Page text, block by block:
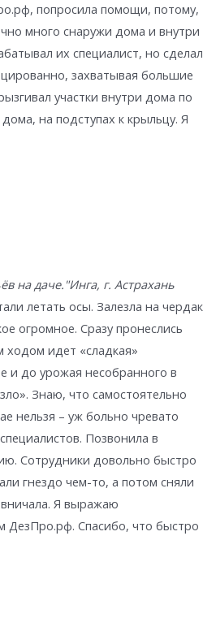
попросила помощи, потому,
много снаружи дома и внутри
их специалист, но сделал
захватывая большие
участки внутри дома по
на подступах к крыльцу. Я
на даче."Инга, г. Астрахань
летать осы. Залезла на чердак
огромное. Сразу пронеслись
идет «сладкая»
и до урожая несобранного в
Знаю, что самостоятельно
нельзя – уж больно чревато
Позвонила в
Сотрудники довольно быстро
гнездо чем-то, а потом сняли
Я выражаю
ДезПро.рф. Спасибо, что быстро